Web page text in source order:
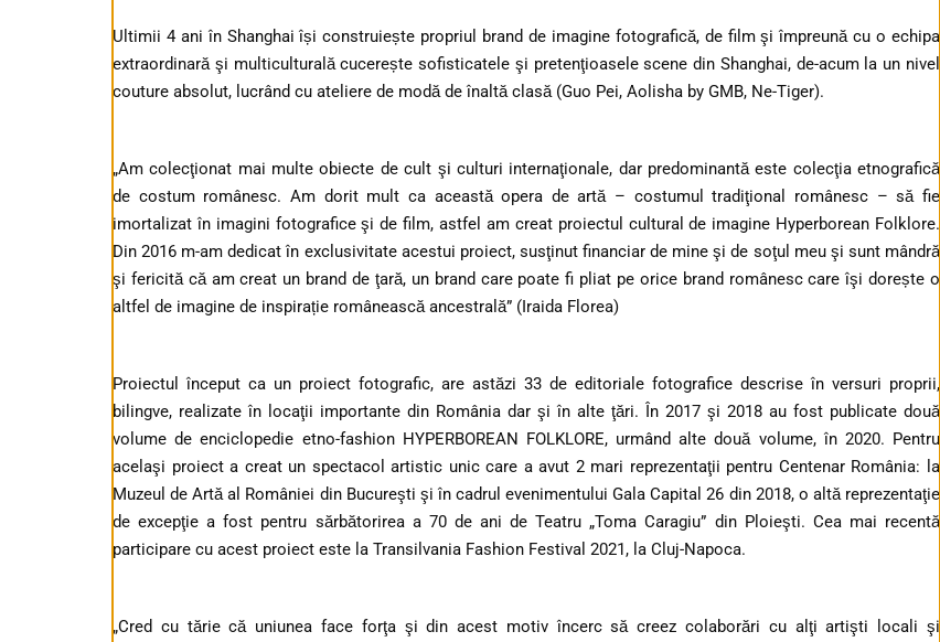
Ultimii 4 ani în Shanghai își construiește propriul brand de imagine fotografică, de film şi împreună cu o echipa
extraordinară şi multiculturală cucerește sofisticatele şi pretenţioasele scene din Shanghai, de-acum la un nivel
couture absolut, lucrând cu ateliere de modă de înaltă clasă (Guo Pei, Aolisha by GMB, Ne-Tiger).
„Am colecţionat mai multe obiecte de cult şi culturi internaţionale, dar predominantă este colecţia etnografică
de costum românesc. Am dorit mult ca această opera de artă – costumul tradiţional românesc – să fie
imortalizat în imagini fotografice şi de film, astfel am creat proiectul cultural de imagine Hyperborean Folklore.
Din 2016 m-am dedicat în exclusivitate acestui proiect, susţinut financiar de mine şi de soţul meu şi sunt mândră
şi fericită că am creat un brand de ţară, un brand care poate fi pliat pe orice brand românesc care îşi dorește o
altfel de imagine de inspirație românească ancestrală” (Iraida Florea)
Proiectul început ca un proiect fotografic, are astăzi 33 de editoriale fotografice descrise în versuri proprii,
bilingve, realizate în locaţii importante din România dar şi în alte ţări. În 2017 şi 2018 au fost publicate două
volume de enciclopedie etno-fashion HYPERBOREAN FOLKLORE, urmând alte două volume, în 2020. Pentru
acelaşi proiect a creat un spectacol artistic unic care a avut 2 mari reprezentaţii pentru Centenar România: la
Muzeul de Artă al României din Bucureşti şi în cadrul evenimentului Gala Capital 26 din 2018, o altă reprezentaţie
de excepţie a fost pentru sărbătorirea a 70 de ani de Teatru „Toma Caragiu” din Ploieşti. Cea mai recentă
participare cu acest proiect este la Transilvania Fashion Festival 2021, la Cluj-Napoca.
„Cred cu tărie că uniunea face forţa şi din acest motiv încerc să creez colaborări cu alţi artişti locali şi